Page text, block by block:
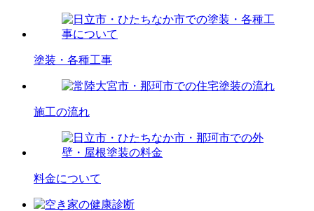
塗装・各種工事
施工の流れ
料金について